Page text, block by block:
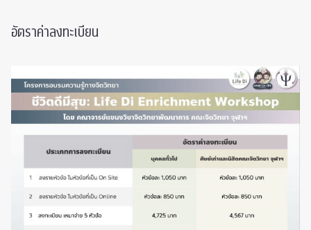
อัตราค่าลงทะเบียน